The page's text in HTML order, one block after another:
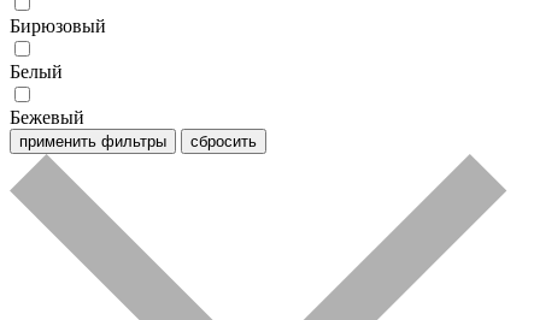
Бирюзовый
Белый
Бежевый
применить фильтры сбросить